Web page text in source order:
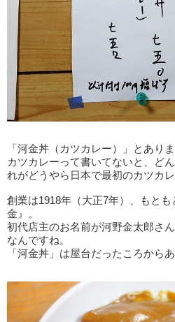
「河金丼（カツカレー）」とありま
カツカレーって書いてないと、ど
れがどうやら日本で最初のカツカ
創業は1918年（大正7年）、もと
金』。
初代店主のお名前が河野金太郎さ
なんですね。
「河金丼」は屋台だったころから